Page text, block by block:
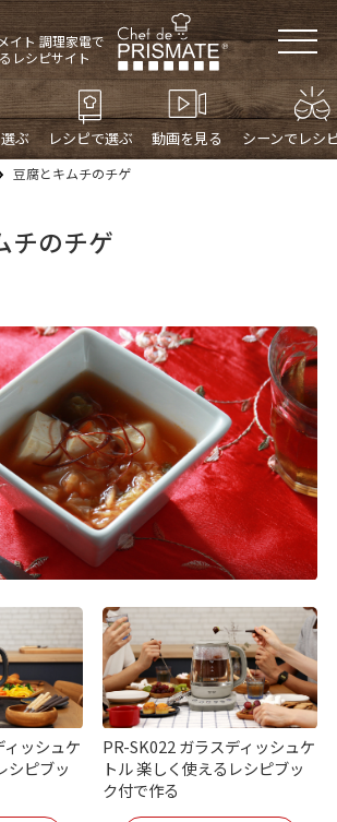
イト 調理家電で
レシピサイト
ぶ レシピで選ぶ シーンでレシ
動画を見る
豆腐とキムチのチゲ
チのチゲ
ッシュケ
シピブッ
PR-SK022 ガラスディッシュケ
トル 楽しく使えるレシピブッ
ク付で作る